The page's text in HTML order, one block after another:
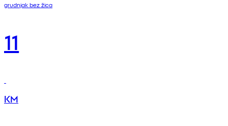
grudnjak bez žica
11
KM